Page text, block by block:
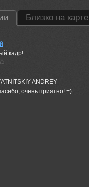
Близко на карте
кадр!
ANDREY
очень приятно! =)